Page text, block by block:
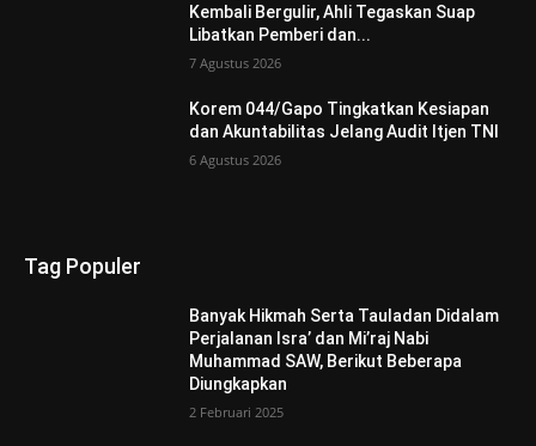
Kembali Bergulir, Ahli Tegaskan Suap
Libatkan Pemberi dan...
7 Agustus 2026
Korem 044/Gapo Tingkatkan Kesiapan
dan Akuntabilitas Jelang Audit Itjen TNI
6 Agustus 2026
Tag Populer
Banyak Hikmah Serta Tauladan Didalam
Perjalanan Isra’ dan Mi’raj Nabi
Muhammad SAW, Berikut Beberapa
Diungkapkan
2 Februari 2025